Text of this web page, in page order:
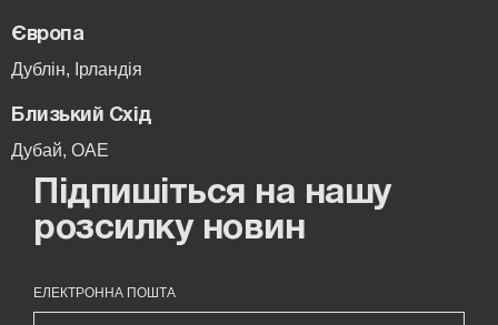
Європа
Дублін, Ірландія
Близький Схід
Дубай, ОАЕ
Підпишіться на нашу
розсилку новин
ЕЛЕКТРОННА ПОШТА